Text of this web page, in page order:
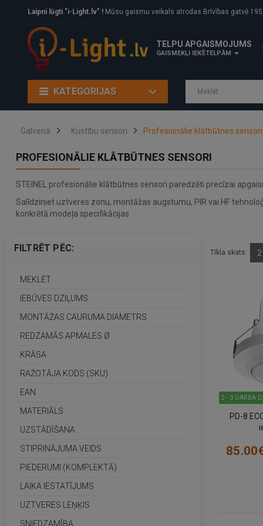
Laipni lūgti "i-Light.lv" ! Mūsu gaismu veikals atrodas Brīvības gatvē 195, Rīga,
TELPU APGAISMOJUMS
GAISMEKĻI IEKŠTELPĀM
KATEGORIJAS
Galvenā Kustību sensori Profesionālie klātbūtnes sensori
PROFESIONĀLIE KLĀTBŪTNES SENSORI
STEINEL profesionālie klātbūtnes sensori paredzēti precīzai
Salīdziniet uztveres zonu, montāžas augstumu, PIR vai HF
konkrētā modeļa specifikācijas.
FILTRĒT PĒC:
MEKLĒT
IEBŪVES DZIĻUMS
MONTĀŽAS CAURUMA DIAMETRS
REDZAMĀS APMALES Ø
KRĀSA
RAŽOTĀJA KODS (SKU)
EAN
MATERIĀLS
UZSTĀDĪŠANA
STIPRINĀJUMA VEIDS
PIEDERUMI (KOMPLEKTĀ)
LAIKA IESTATĪJUMS
UZTVERES LEŅĶIS
SNIEDZAMĪBA
Tīkla skats: 2
2 - 3 DARBA
PD-8